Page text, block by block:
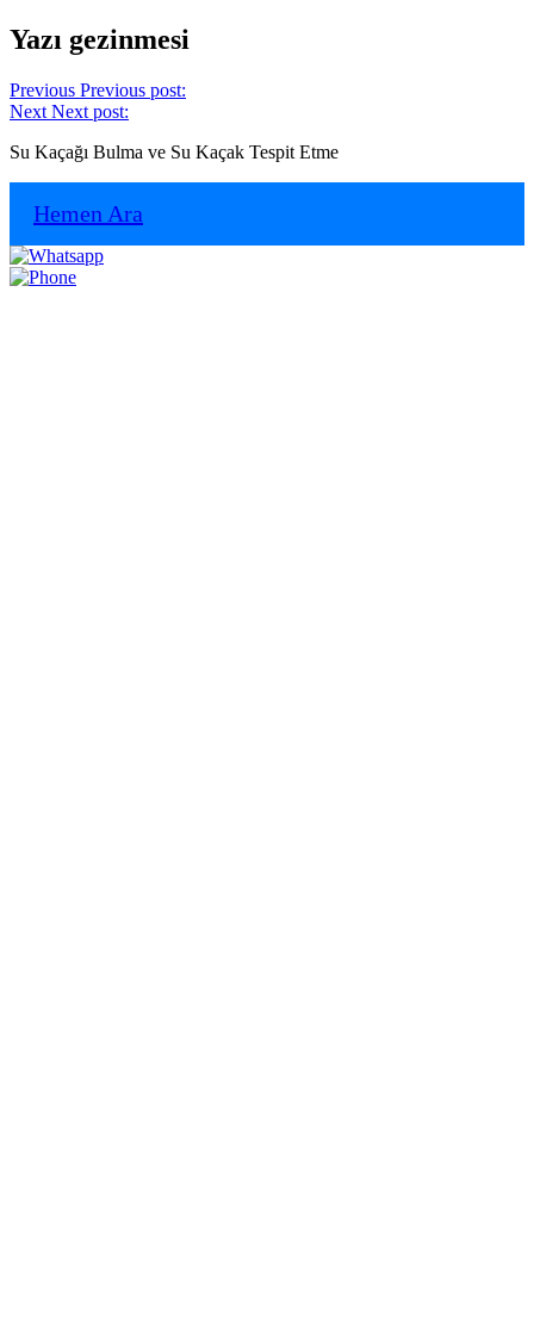
Yazı gezinmesi
Previous Previous post:
Next Next post:
Su Kaçağı Bulma ve Su Kaçak Tespit Etme
Hemen Ara